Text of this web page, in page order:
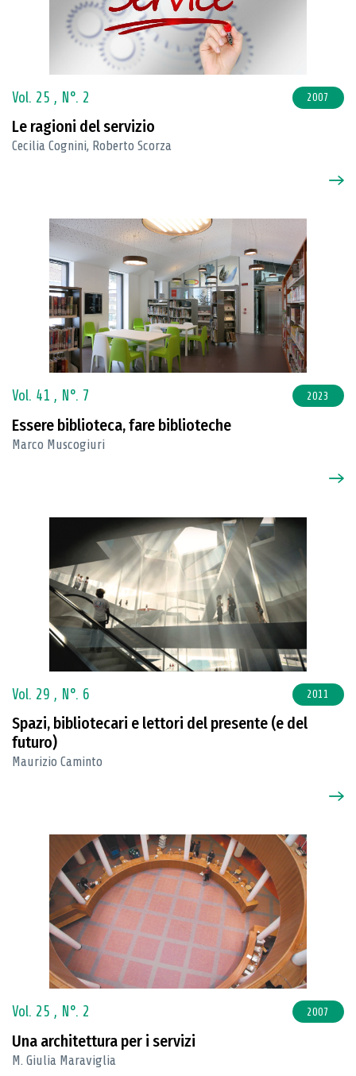
Vol. 25 , N°. 2 2007
Le ragioni del servizio
Cecilia Cognini, Roberto Scorza
Vol. 41 , N°. 7 2023
Essere biblioteca, fare biblioteche
Marco Muscogiuri
Vol. 29 , N°. 6 2011
Spazi, bibliotecari e lettori del presente (e del
futuro)
Maurizio Caminto
Vol. 25 , N°. 2 2007
Una architettura per i servizi
M. Giulia Maraviglia